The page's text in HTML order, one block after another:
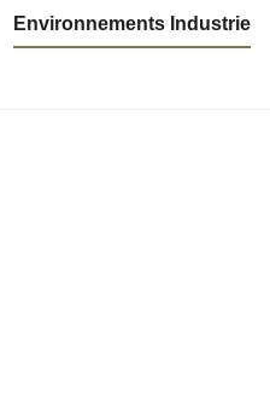
Environnements Industrie